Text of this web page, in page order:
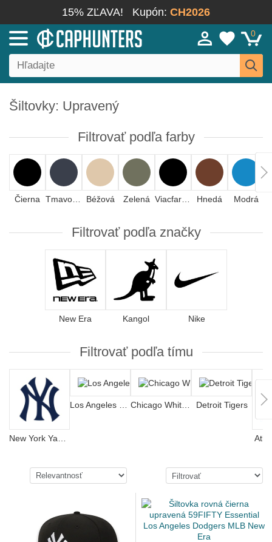
15% ZĽAVA! Kupón: CH2026
0
Šiltovky: Upravený
Filtrovať podľa farby
Čierna Béžová Zelená Hnedá Modrá
Filtrovať podľa značky
New Era Kangol Nike
Filtrovať podľa tímu
Los Angeles Dodgers Chicago White Sox Detroit Tigers